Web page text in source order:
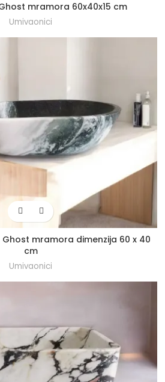
mramora 60x40x15 cm
Umivaonici
mramora dimenzija 60 x 40
cm
Umivaonici